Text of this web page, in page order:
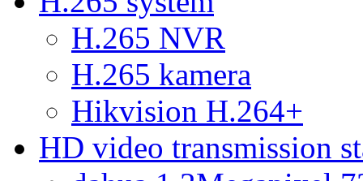
H.265 NVR
H.265 kamera
Hikvision H.264+
HD video transmission